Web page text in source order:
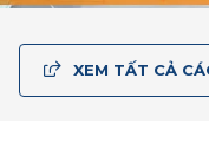
XEM TẤT CẢ